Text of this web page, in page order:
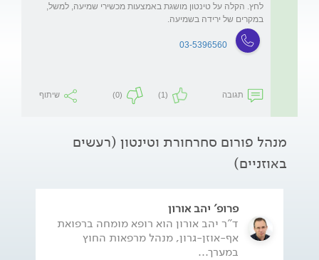
לחץ. הקלה על טינטון מושגת באמצעות מכשירי שמיעה, למשל,
במקרים של ירידה בשמיעה.
03-5396560
תגובה (1)
(0) שיתוף
מנהל פורום סחרחורת וטינטון (רעשים
באוזניים)
פרופ' יהב אורון
ד"ר יהב אורון הוא רופא מומחה ברפואת
אף-אוזן-גרון, מנהל מרפאות החוץ
במערך...